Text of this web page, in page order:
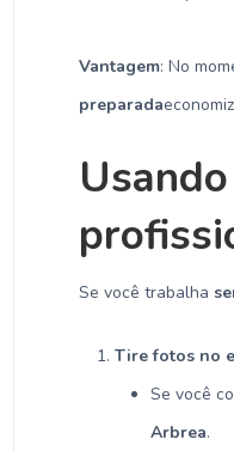
Vantagem: No
preparada
Se você trabalha
Tire fotos no
Se você
Arbrea.